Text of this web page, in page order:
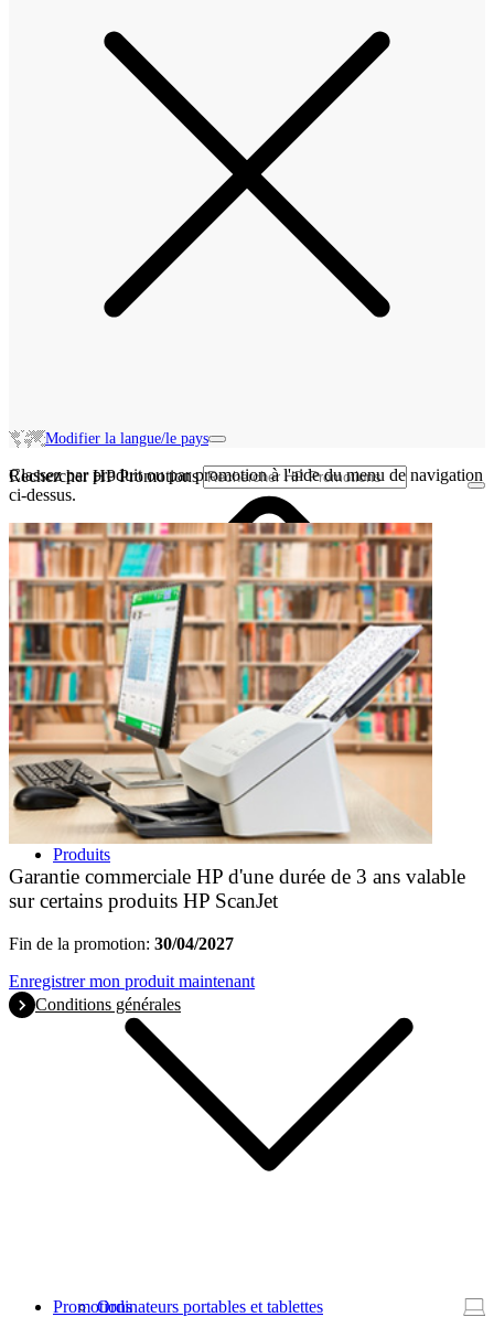
Produits
Ordinateurs portables et tablettes
Promotions
Modifier la langue/le pays
Rechercher HP Promotions
Classez par produit ou par promotion à l'aide du menu de navigation
ci-dessus.
Garantie commerciale HP d'une durée de 3 ans valable
sur certains produits HP ScanJet
Fin de la promotion: 30/04/2027
Enregistrer mon produit maintenant
Conditions générales